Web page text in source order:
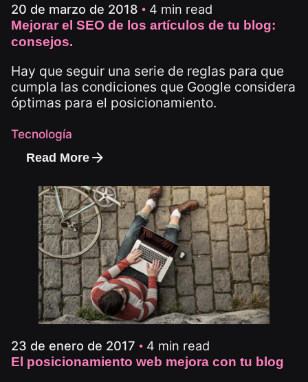
20 de marzo de 2018 4 min read
Mejorar el SEO de los artículos de tu blog:
consejos.
Hay que seguir una serie de reglas para que
cumpla las condiciones que Google considera
óptimas para el posicionamiento.
Tecnología
Read More
23 de enero de 2017 4 min read
El posicionamiento web mejora con tu blog